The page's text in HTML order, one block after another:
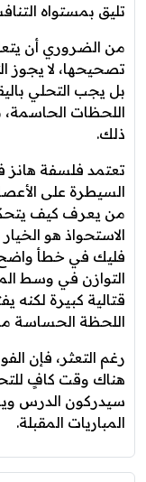
تليق بمستواه
من الضروري أن
تصحيحها، لا يجوز
بل يجب التحلي
اللحظات الحاسمة،
ذلك.
تعتمد فلسفة هانز
السيطرة على
من يعرف كيف
الاستحواذ هو
فليك في خطأ واضح
التوازن في وسط
قتالية كبيرة لكنه
اللحظة الحساسة من
رغم التعثر، فإن
هناك وقت كافٍ
سيدركون الدرس
المباريات المقبلة.